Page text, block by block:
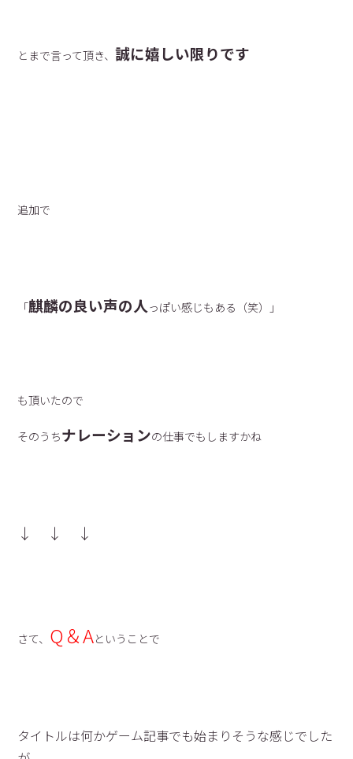
とまで言って頂き、誠に嬉しい限りです
追加で
「麒麟の良い声の人 っぽい感じもある（笑）」
も頂いたので
そのうちナレーションの仕事でもしますかね
↓ ↓ ↓
さて、 Q＆Aということで
タイトルは何かゲーム記事でも始まりそうな感じでした